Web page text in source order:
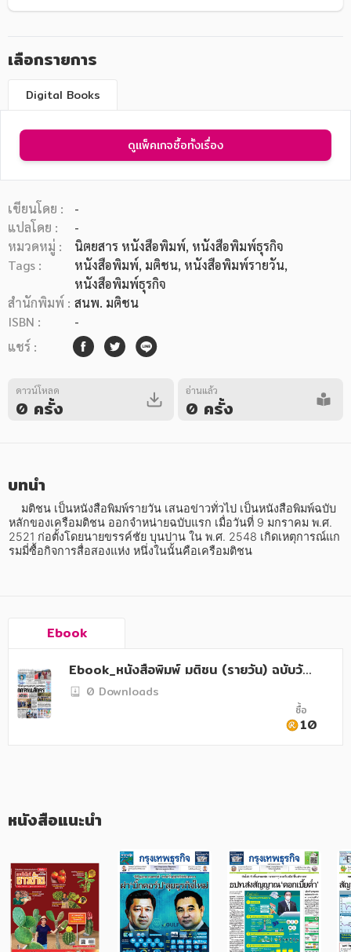
หมวดหมู่หนังสือ
หมวดหมู่ยอดนิยม
หนังสือเสียง
หมวดหมู่หนังสือ
สังคม วัฒนธรรม การปกครอง ศาสนาและปรัชญา
กฎหมาย สัญญา ภาษี
การเงิน การลงทุน บริหาร
วรรณกรรม
การเรียน การศึกษา
เทคโนโลยี การสื่อสาร วิทยาศาสตร์
ภาษาศาสตร์
เลือกรายการ
Digital Books
ดูแพ็คเกจซื้อทั้งเรื่อง
เขียนโดย :
-
แปลโดย :
-
หมวดหมู่ :
นิตยสาร หนังสือพิมพ์, หนังสือพิมพ์ธุรกิจ
Tags :
หนังสือพิมพ์, มติชน, หนังสือพิมพ์รายวัน,
หนังสือพิมพ์ธุรกิจ
สำนักพิมพ์ : สนพ. มติชน
ISBN :
-
แชร์ :
ดาวน์โหลด
0 ครั้ง
อ่านแล้ว
0 ครั้ง
บทนำ
หลักของเครือมติชน ออกจำหน่ายฉบับแรก เมื่อวันที่ 9 มกราคม พ.ศ.
2521 ก่อตั้งโดยนายขรรค์ชัย บุนปาน ใน พ.ศ. 2548 เกิดเหตุการณ์แก
รมมี่ซื้อกิจการสื่อสองแห่ง หนึ่งในนั้นคือเครือมติชน
Ebook
Ebook_หนังสือพิมพ์ มติชน (รายวัน) ฉบับวัน
ที่ 29 เมษายน 2568
0 Downloads
ซื้อ
10
หนังสือแนะนำ